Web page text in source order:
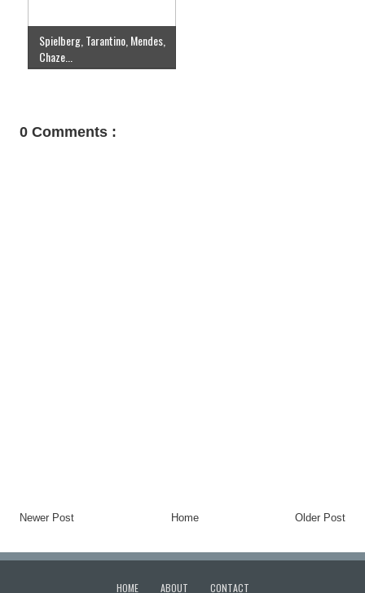
Spielberg, Tarantino, Mendes,
Chaze...
0 Comments :
Newer Post Older Post
Home
HOME ABOUT CONTACT